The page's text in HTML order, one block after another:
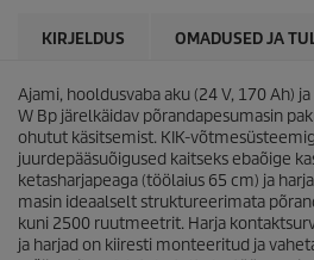
e
KIRJELDUS OMADUSED JA
Ajami, hooldusvaba aku (24 V, 170 Ah)
W Bp järelkäidav põrandapesumasin
ohutut käsitsemist. KIK-
juurdepääsuõigused kaitseks ebaõige
ketasharjapeaga (töölaius 65 cm) ja
masin ideaalselt struktureerimata
kuni 2500 ruutmeetrit. Harja
ja harjad on kiiresti monteeritud ja